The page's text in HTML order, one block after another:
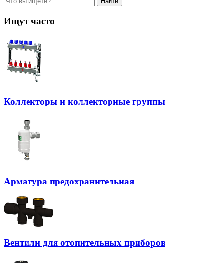
Ищут часто
Коллекторы и коллекторные группы
Арматура предохранительная
Вентили для отопительных приборов